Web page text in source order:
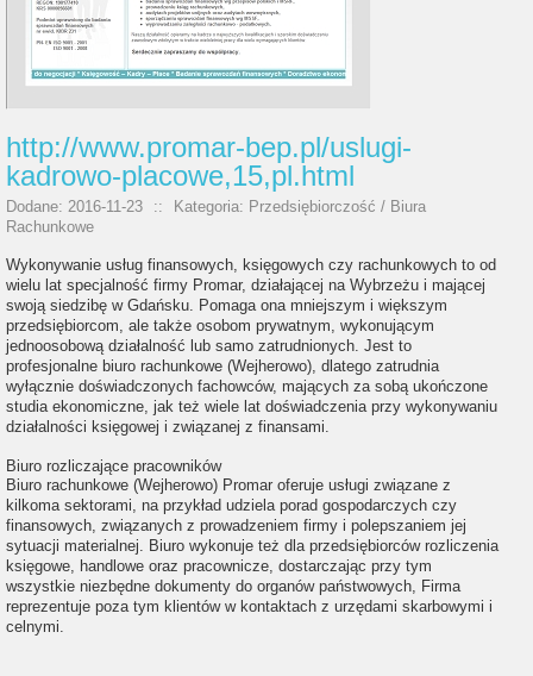
http://www.promar-bep.pl/uslugi-
kadrowo-placowe,15,pl.html
Dodane: 2016-11-23 ::
Kategoria: Przedsiębiorczość / Biura
Rachunkowe
Wykonywanie usług finansowych, księgowych czy rachunkowych to od
wielu lat specjalność firmy Promar, działającej na Wybrzeżu i mającej
swoją siedzibę w Gdańsku. Pomaga ona mniejszym i większym
przedsiębiorcom, ale także osobom prywatnym, wykonującym
jednoosobową działalność lub samo zatrudnionych. Jest to
profesjonalne biuro rachunkowe (Wejherowo), dlatego zatrudnia
wyłącznie doświadczonych fachowców, mających za sobą ukończone
studia ekonomiczne, jak też wiele lat doświadczenia przy wykonywaniu
działalności księgowej i związanej z finansami.
Biuro rozliczające pracowników
Biuro rachunkowe (Wejherowo) Promar oferuje usługi związane z
kilkoma sektorami, na przykład udziela porad gospodarczych czy
finansowych, związanych z prowadzeniem firmy i polepszaniem jej
sytuacji materialnej. Biuro wykonuje też dla przedsiębiorców rozliczenia
księgowe, handlowe oraz pracownicze, dostarczając przy tym
wszystkie niezbędne dokumenty do organów państwowych, Firma
reprezentuje poza tym klientów w kontaktach z urzędami skarbowymi i
celnymi.